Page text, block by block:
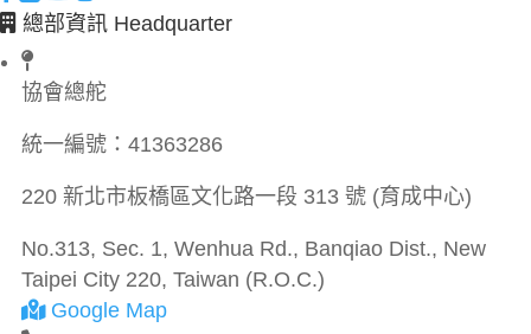
總部資訊 Headquarter
協會總舵
統一編號： 41363286
220 新北市板橋區文化路一段 313 號 (育成中心)
No.313, Sec. 1, Wenhua Rd., Banqiao Dist., New
Taipei City 220, Taiwan (R.O.C.)
Google Map